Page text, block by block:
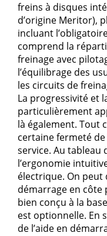
freins à disques
d’origine Meritor),
incluant
comprend la
freinage avec
l’équilibrage des
les circuits de
La progressivité et
particulièrement
là également. Tout
certaine fermeté
service. Au tableau
l’ergonomie
électrique. On peut
démarrage en côte
bien conçu à la
est optionnelle. En
de l’aide en